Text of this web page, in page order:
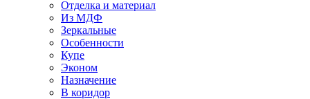
Отделка и материал
Из МДФ
Зеркальные
Особенности
Купе
Эконом
Назначение
В коридор